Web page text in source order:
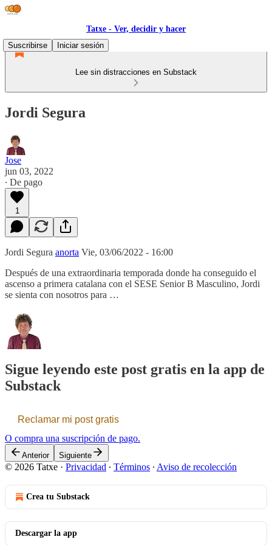
Tatxe - Ver, decidir y hacer
Suscribirse
Iniciar sesión
Lee sin distracciones en Substack
Jordi Segura
Jose
jun 03, 2022
∙ De pago
1
Jordi Segura anorta Vie, 03/06/2022 - 16:00
Después de una extraordinaria temporada donde ha conseguido el
ascenso a primera catalana con el SESE Senior B Masculino, Jordi
se sienta con nosotros para …
Sigue leyendo este post gratis en la app de
Substack
Reclamar mi post gratis
O compra una suscripción de pago.
Anterior Siguiente
© 2026 Tatxe · Privacidad ∙ Términos ∙ Aviso de recolección
Crea tu Substack
Descargar la app